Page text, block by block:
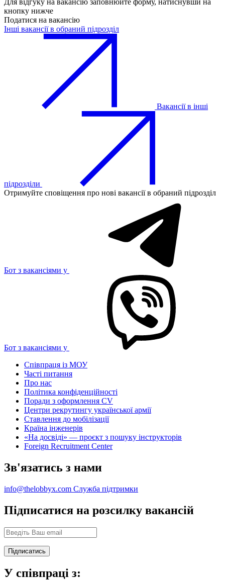
Для відгуку на вакансію заповнюйте форму, натиснувши на
кнопку нижче
Податися на вакансію
Інші вакансії в обраний підрозділ
Вакансії в інші
підрозділи
Отримуйте сповіщення про нові вакансії в обраний підрозділ
Бот з вакансіями у
Бот з вакансіями у
Співпраця із МОУ
Часті питання
Про нас
Політика конфіденційності
Поради з оформлення CV
Центри рекрутингу української армії
Ставлення до мобілізації
Країна інженерів
«На досвіді» — проєкт з пошуку інструкторів
Foreign Recruitment Center
Зв'язатись з нами
info@thelobbyx.com Служба підтримки
Підписатися на розсилку вакансій
У співпраці з: